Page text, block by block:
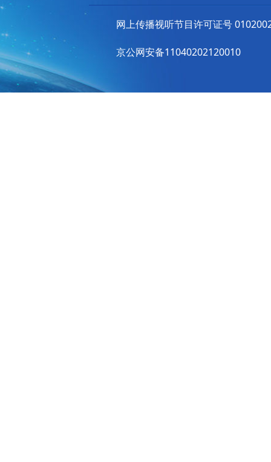
网上传播视听节目许可证号
京公网安备11040202120010